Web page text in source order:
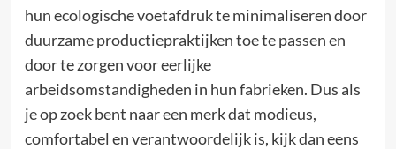
hun ecologische voetafdruk te minimaliseren door
duurzame productiepraktijken toe te passen en
door te zorgen voor eerlijke
arbeidsomstandigheden in hun fabrieken. Dus als
je op zoek bent naar een merk dat modieus,
comfortabel en verantwoordelijk is, kijk dan eens